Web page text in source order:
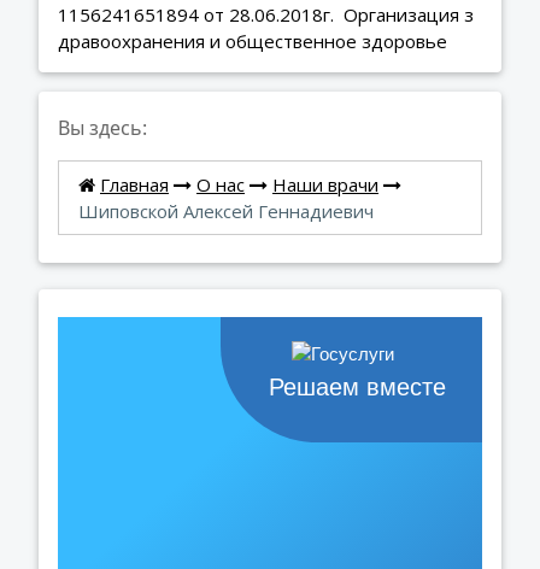
1156241651894 от 28.06.2018г. Организация з
дравоохранения и общественное здоровье
Вы здесь:
Главная О нас
Наши врачи
Шиповской Алексей Геннадиевич
Решаем вместе